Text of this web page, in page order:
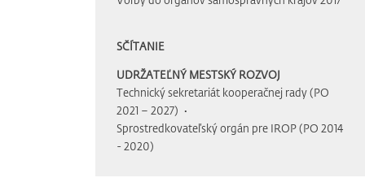
SČÍTANIE
UDRŽATEĽNÝ MESTSKÝ ROZVOJ
Technický sekretariát kooperačnej rady (PO
2021 – 2027)
Sprostredkovateľský orgán pre IROP (PO 2014
- 2020)